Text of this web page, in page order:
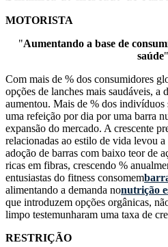
MOTORISTA
"Aumentando a base de
saúde"
Com mais de % dos consumidores
opções de lanches mais saudáveis, a
aumentou. Mais de % dos indivíduos
uma refeição por dia por uma barra
expansão do mercado. A crescente
relacionadas ao estilo de vida levou
adoção de barras com baixo teor de
ricas em fibras, crescendo %
entusiastas do fitness consomem
alimentando a demanda nonutrição
que introduzem opções orgânicas,
limpo testemunharam uma taxa de
RESTRIÇÃO